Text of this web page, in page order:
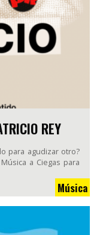
REY
para agudizar otro?
a Ciegas para
Música